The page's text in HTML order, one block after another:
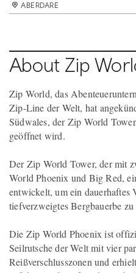
ABERDARE
ABERDARE
ABERDARE
ABERDARE
ABERDARE
ABERDARE
ABERDARE
ABERDARE
ABERDARE
ABERDARE
ABERDARE
ABERDARE
About Zip
Zip World, das
Zip-Line der Welt, hat
Südwales, der Zip World
geöffnet wird.
Der Zip World Tower, der mit
World Phoenix und Big Red,
entwickelt, um ein dauerhaftes
tiefverzweigtes Bergbauerbe zu
Die Zip World Phoenix ist
Seilrutsche der Welt mit vier
Reißverschlusszonen und